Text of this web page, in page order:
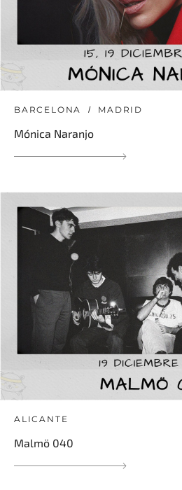
BARCELONA MADRID
Mónica Naranjo
ALICANTE
Malmö 040